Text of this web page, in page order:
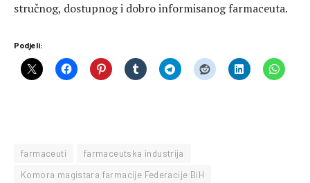
stručnog, dostupnog i dobro informisanog farmaceuta.
Podjeli:
farmaceuti
farmaceutska industrija
Komora magistara farmacije Federacije BiH